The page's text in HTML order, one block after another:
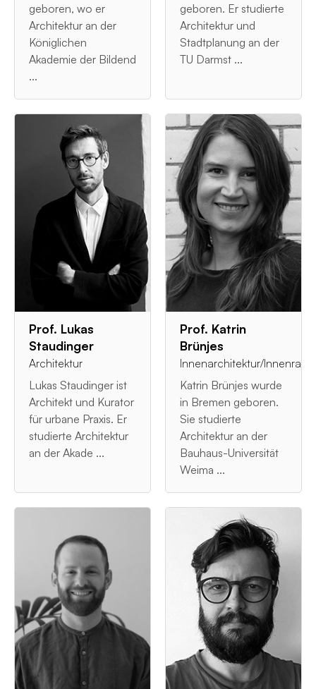
geboren, wo er
Architektur an der
Königlichen
Akademie der Bildend
...
geboren. Er studierte
Architektur und
Stadtplanung an der
TU Darmst ...
Prof. Lukas
Staudinger
Architektur
Lukas Staudinger ist
Architekt und Kurator
für urbane Praxis. Er
studierte Architektur
an der Akade ...
Prof. Katrin
Brünjes
Innenarchitektur/
Katrin Brünjes wurde
in Bremen geboren.
Sie studierte
Architektur an der
Bauhaus-Universität
Weima ...